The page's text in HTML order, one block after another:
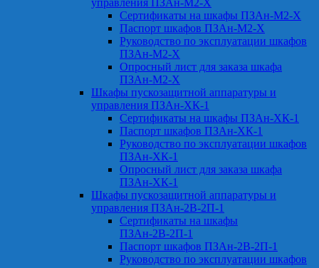
управления ПЗАн-М2-Х
Сертификаты на шкафы ПЗАн-М2-Х
Паспорт шкафов ПЗАн-М2-Х
Руководство по эксплуатации шкафов
ПЗАн-М2-Х
Опросный лист для заказа шкафа
ПЗАн-М2-Х
Шкафы пускозащитной аппаратуры и
управления ПЗАн-ХК-1
Сертификаты на шкафы ПЗАн-ХК-1
Паспорт шкафов ПЗАн-ХК-1
Руководство по эксплуатации шкафов
ПЗАн-ХК-1
Опросный лист для заказа шкафа
ПЗАн-ХК-1
Шкафы пускозащитной аппаратуры и
управления ПЗАн-2В-2П-1
Сертификаты на шкафы
ПЗАн-2В-2П-1
Паспорт шкафов ПЗАн-2В-2П-1
Руководство по эксплуатации шкафов